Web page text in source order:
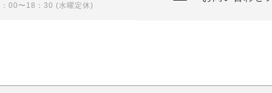
00〜18：30 (水曜定休)